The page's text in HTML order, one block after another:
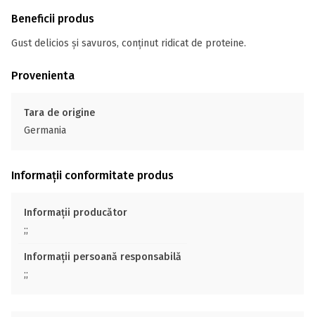
Beneficii produs
Gust delicios și savuros, conținut ridicat de proteine.
Provenienta
Tara de origine
Germania
Informații conformitate produs
Informații producător
;;
Informații persoană responsabilă
;;